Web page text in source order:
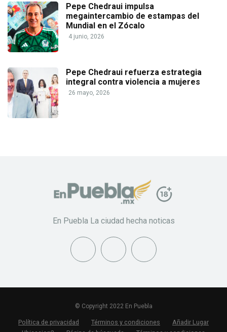
Pepe Chedraui impulsa
megaintercambio de estampas del
Mundial en el Zócalo
4 junio, 2026
Pepe Chedraui refuerza estrategia
integral contra violencia a mujeres
26 mayo, 2026
En Puebla La ciudad hecha noticas
© Copyright 2022 En Puebla
Política de privacidad Términos y condiciones
Añadir Lugar